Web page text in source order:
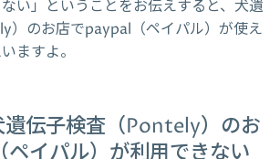
い」ということをお伝えすると、犬遺
）のお店でpaypal（ペイパル）が使え
ますよ。
遺伝子検査（Pontely）のお
イパル）が利用できない